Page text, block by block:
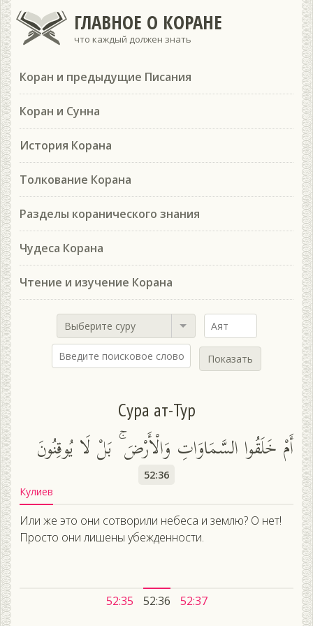
ГЛАВНОЕ О КОРАНЕ
что каждый должен знать
Коран и предыдущие Писания
Коран и Сунна
История Корана
Толкование Корана
Разделы коранического знания
Чудеса Корана
Чтение и изучение Корана
Выберите суру
Показать
Сура ат-Тур
أَمْ خَلَقُوا السَّمَاوَاتِ وَالْأَرْضَ ۚ بَلْ لَا يُوقِنُونَ
52:36
Кулиев
Или же это они сотворили небеса и землю? О нет!
Просто они лишены убежденности.
52:35 52:36 52:37